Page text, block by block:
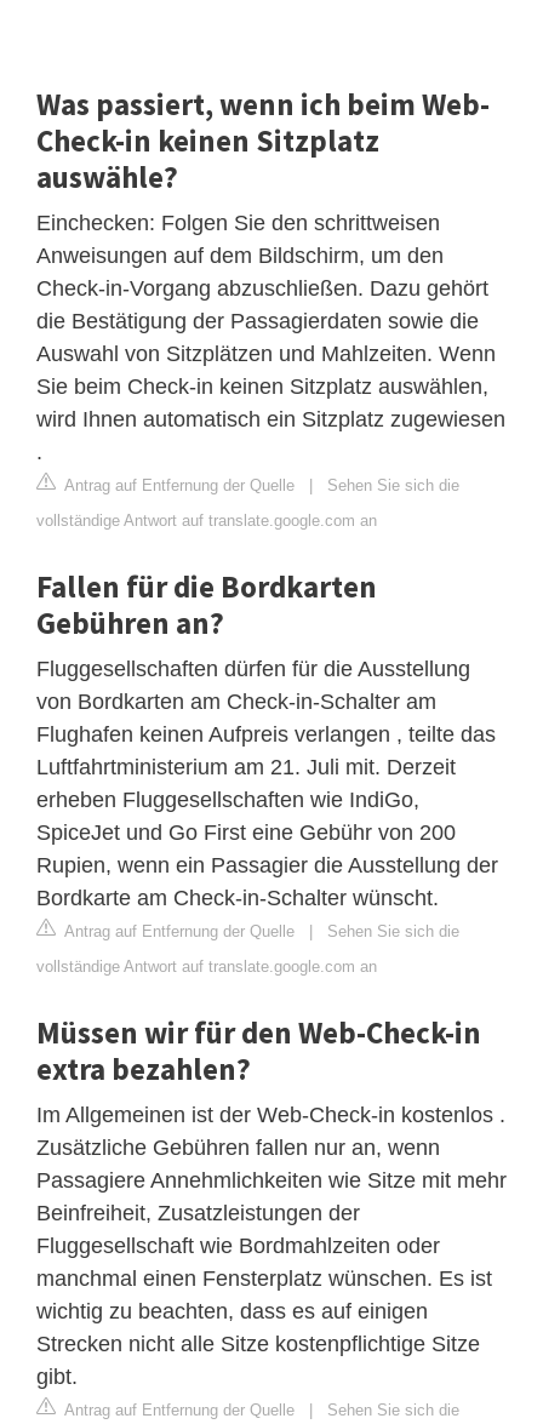
Was passiert, wenn ich beim Web-
Check-in keinen Sitzplatz
auswähle?
Einchecken: Folgen Sie den schrittweisen
Anweisungen auf dem Bildschirm, um den
Check-in-Vorgang abzuschließen. Dazu gehört
die Bestätigung der Passagierdaten sowie die
Auswahl von Sitzplätzen und Mahlzeiten. Wenn
Sie beim Check-in keinen Sitzplatz auswählen,
wird Ihnen automatisch ein Sitzplatz zugewiesen
.
Antrag auf Entfernung der Quelle | Sehen Sie sich die
vollständige Antwort auf translate.google.com an
Fallen für die Bordkarten
Gebühren an?
Fluggesellschaften dürfen für die Ausstellung
von Bordkarten am Check-in-Schalter am
Flughafen keinen Aufpreis verlangen , teilte das
Luftfahrtministerium am 21. Juli mit. Derzeit
erheben Fluggesellschaften wie IndiGo,
SpiceJet und Go First eine Gebühr von 200
Rupien, wenn ein Passagier die Ausstellung der
Bordkarte am Check-in-Schalter wünscht.
Antrag auf Entfernung der Quelle | Sehen Sie sich die
vollständige Antwort auf translate.google.com an
Müssen wir für den Web-Check-in
extra bezahlen?
Im Allgemeinen ist der Web-Check-in kostenlos .
Zusätzliche Gebühren fallen nur an, wenn
Passagiere Annehmlichkeiten wie Sitze mit mehr
Beinfreiheit, Zusatzleistungen der
Fluggesellschaft wie Bordmahlzeiten oder
manchmal einen Fensterplatz wünschen. Es ist
wichtig zu beachten, dass es auf einigen
Strecken nicht alle Sitze kostenpflichtige Sitze
gibt.
Antrag auf Entfernung der Quelle | Sehen Sie sich die